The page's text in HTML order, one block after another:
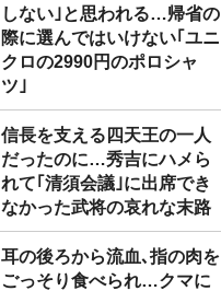
しない｣と思われる…帰省の
際に選んではいけない｢ユニ
クロの2990円のポロシャ
ツ｣
信長を支える四天王の一人
だったのに…秀吉にハメら
れて｢清須会議｣に出席でき
なかった武将の哀れな末路
耳の後ろから流血､指の肉を
ごっそり食べられ…クマに